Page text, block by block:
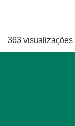
363 visualizações